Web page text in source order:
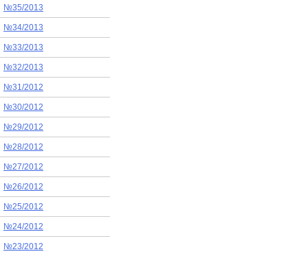
№35/2013
№34/2013
№33/2013
№32/2013
№31/2012
№30/2012
№29/2012
№28/2012
№27/2012
№26/2012
№25/2012
№24/2012
№23/2012